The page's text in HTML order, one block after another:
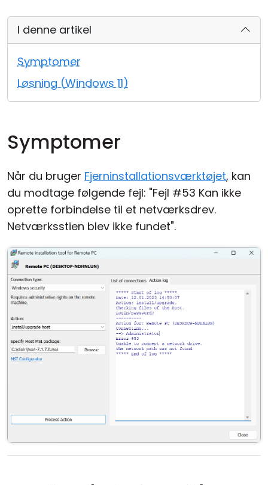
I denne artikel
Symptomer
Løsning (Windows 11)
Symptomer
Når du bruger Fjerninstallationsværktøjet, kan
du modtage følgende fejl: "Fejl #53 Kan ikke
oprette forbindelse til et netværksdrev.
Netværksstien blev ikke fundet".
Cloud og Lokalt